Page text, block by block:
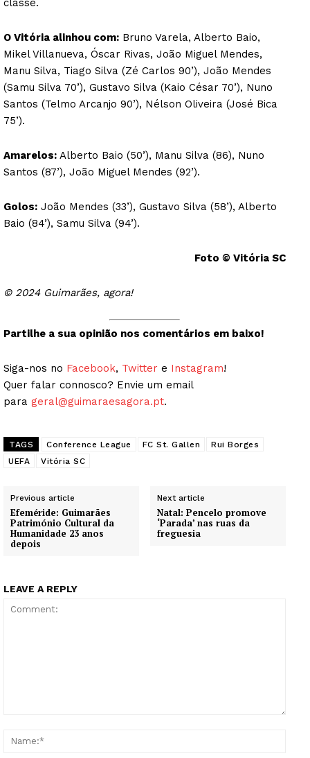
O Vitória alinhou com: Bruno Varela, Alberto Baio,
Mikel Villanueva, Óscar Rivas, João Miguel Mendes,
Manu Silva, Tiago Silva (Zé Carlos 90’), João Mendes
(Samu Silva 70’), Gustavo Silva (Kaio César 70’), Nuno
Santos (Telmo Arcanjo 90’), Nélson Oliveira (José Bica
75’).
Amarelos: Alberto Baio (50’), Manu Silva (86), Nuno
Santos (87’), João Miguel Mendes (92’).
Golos: João Mendes (33’), Gustavo Silva (58’), Alberto
Baio (84’), Samu Silva (94’).
Foto © Vitória SC
© 2024 Guimarães, agora!
Partilhe a sua opinião nos comentários em baixo!
Siga-nos no Facebook, Twitter e Instagram!
Quer falar connosco? Envie um email
para geral@guimaraesagora.pt.
TAGS Conference League FC St. Gallen
Rui Borges
UEFA
Vitória SC
Previous article
Efeméride: Guimarães
Património Cultural da
Humanidade 23 anos
depois
Next article
Natal: Pencelo promove
‘Parada’ nas ruas da
freguesia
LEAVE A REPLY